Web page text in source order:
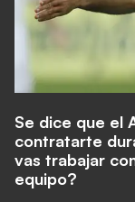
Se dice que el
contratarte
vas trabajar
equipo?